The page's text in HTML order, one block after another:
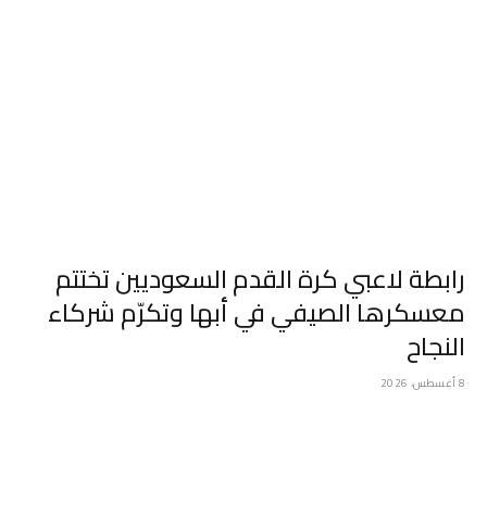
رابطة لاعبي كرة القدم السعوديين تختتم
معسكرها الصيفي في أبها وتكرّم شركاء
النجاح
8 أغسطس، 2026